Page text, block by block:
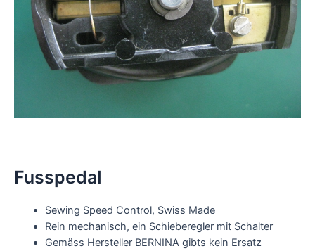
Fusspedal
Sewing Speed Control, Swiss Made
Rein mechanisch, ein Schieberegler mit Schalter
Gemäss Hersteller BERNINA gibts kein Ersatz